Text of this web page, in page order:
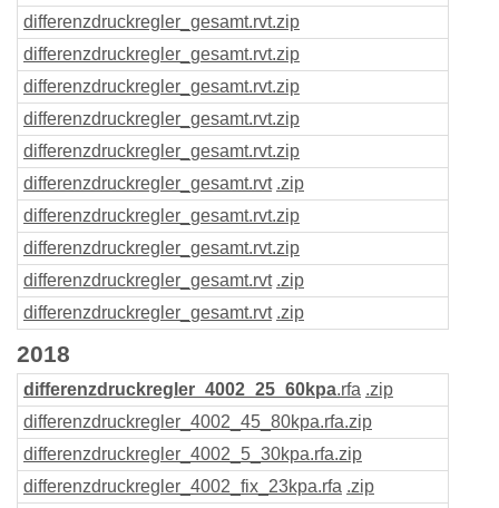
differenzdruckregler_gesamt.rvt.zip
differenzdruckregler_gesamt.rvt.zip
differenzdruckregler_gesamt.rvt.zip
differenzdruckregler_gesamt.rvt.zip
differenzdruckregler_gesamt.rvt.zip
differenzdruckregler_gesamt.rvt .zip
differenzdruckregler_gesamt.rvt.zip
differenzdruckregler_gesamt.rvt.zip
differenzdruckregler_gesamt.rvt .zip
differenzdruckregler_gesamt.rvt .zip
2018
differenzdruckregler_4002_25_60kpa.rfa .zip
differenzdruckregler_4002_45_80kpa.rfa.zip
differenzdruckregler_4002_5_30kpa.rfa.zip
differenzdruckregler_4002_fix_23kpa.rfa .zip